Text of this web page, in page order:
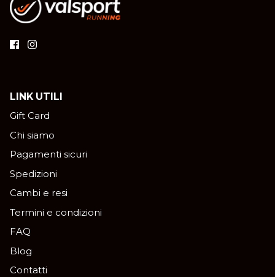
LINK UTILI
Gift Card
Chi siamo
Pagamenti sicuri
Spedizioni
Cambi e resi
Termini e condizioni
FAQ
Blog
Contatti